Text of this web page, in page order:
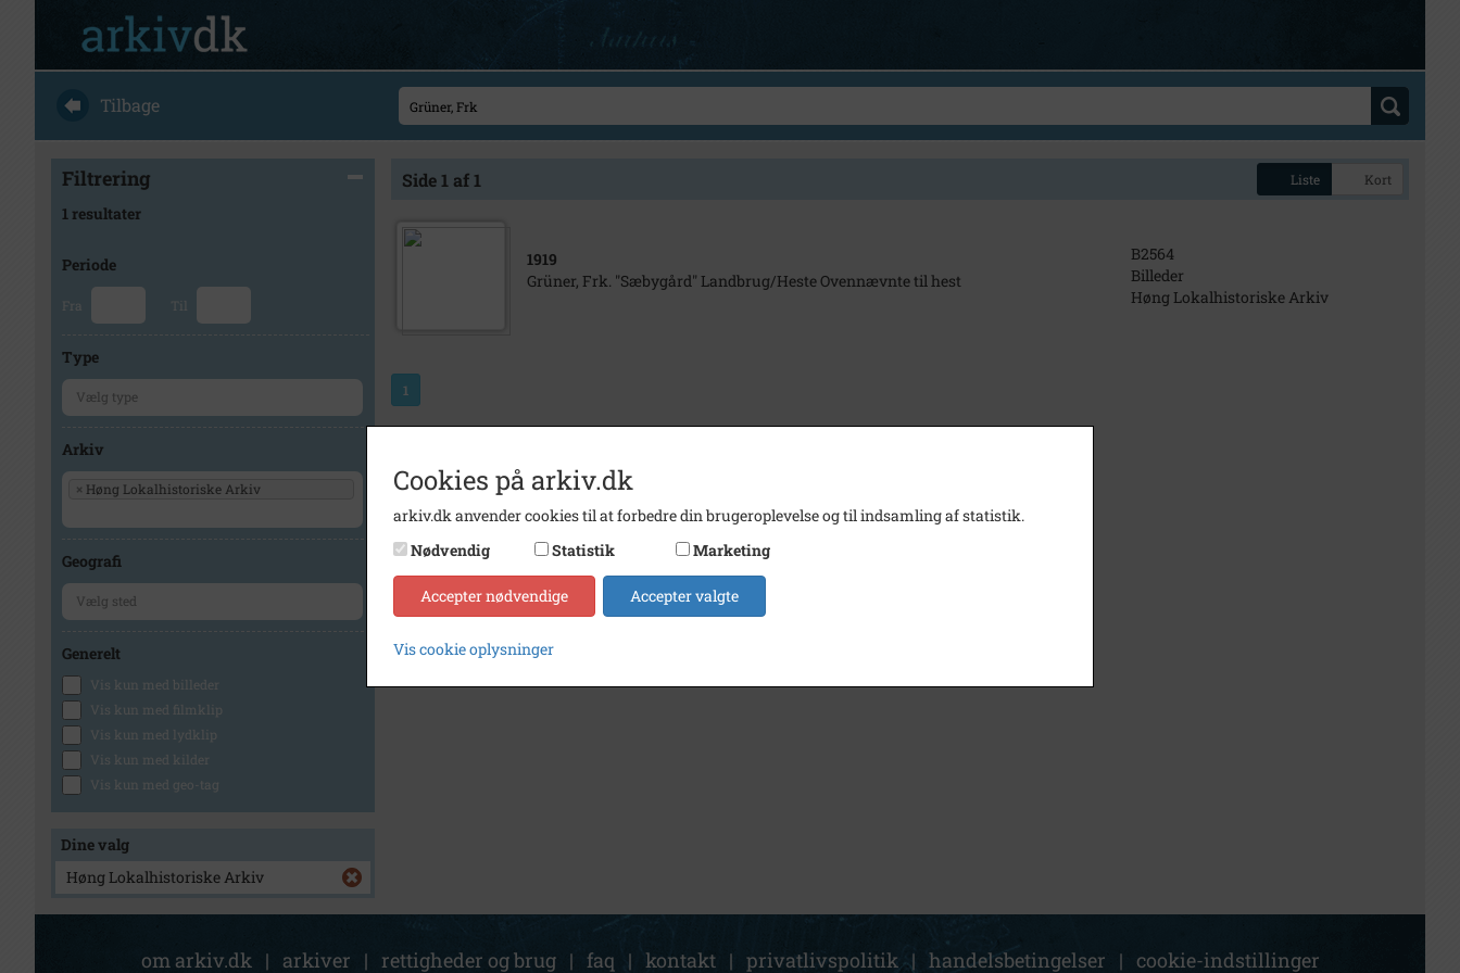
Tilbage
Filtrering
1 resultater
Periode
Fra Til
Type
Arkiv
× Høng Lokalhistoriske Arkiv
Geografi
Generelt
Vis kun med billeder
Vis kun med filmklip
Vis kun med lydklip
Vis kun med kilder
Vis kun med geo-tag
Dine valg
Høng Lokalhistoriske Arkiv
Side 1 af 1 Liste Kort
1919
Grüner, Frk. "Sæbygård" Landbrug/Heste Ovennævnte til hest
B2564
Billeder
Høng Lokalhistoriske Arkiv
1
om arkiv.dk | arkiver | rettigheder og brug | faq | kontakt | privatlivspolitik | handelsbetingelser | cookie-indstillinger
Cookies på arkiv.dk
arkiv.dk anvender cookies til at forbedre din brugeroplevelse og til indsamling af statistik.
Nødvendig
Statistik Marketing
Accepter nødvendige Accepter valgte
Vis cookie oplysninger